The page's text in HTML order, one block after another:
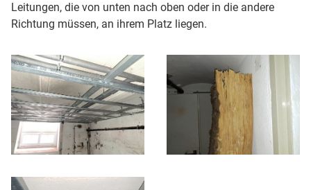
Leitungen, die von unten nach oben oder in die andere
Richtung müssen, an ihrem Platz liegen.